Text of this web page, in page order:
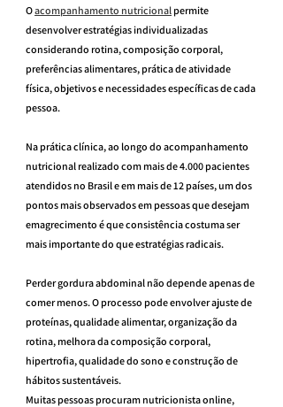
O acompanhamento nutricional permite
desenvolver estratégias individualizadas
considerando rotina, composição corporal,
preferências alimentares, prática de atividade
física, objetivos e necessidades específicas de cada
pessoa.
Na prática clínica, ao longo do acompanhamento
nutricional realizado com mais de 4.000 pacientes
atendidos no Brasil e em mais de 12 países, um dos
pontos mais observados em pessoas que desejam
emagrecimento é que consistência costuma ser
mais importante do que estratégias radicais.
Perder gordura abdominal não depende apenas de
comer menos. O processo pode envolver ajuste de
proteínas, qualidade alimentar, organização da
rotina, melhora da composição corporal,
hipertrofia, qualidade do sono e construção de
hábitos sustentáveis.
Muitas pessoas procuram nutricionista online,